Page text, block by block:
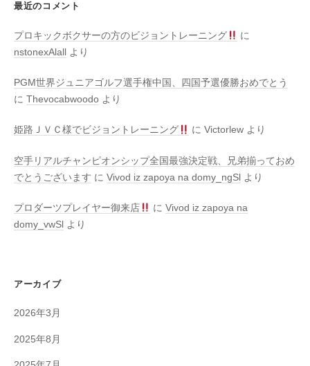
最近のコメント
プロキックボクサーの方のビジョントレーニング
に
nstonexAlall
より
PGM世界ジュニアゴルフ選手権中国、四国予選優勝おめでとう
に Thevocabwoodo より
姫路ＪＶＣ様でビジョントレーニング にVictorlew より
空手リアルチャンピオンシップ全国最強決定戦、兄弟揃っておめ
でとうございます に Vivod iz zapoya na domy_ngSl より
プロダーツプレイヤー御来店 にVivod iz zapoya na
domy_vwSl より
アーカイブ
2026年3月
2025年8月